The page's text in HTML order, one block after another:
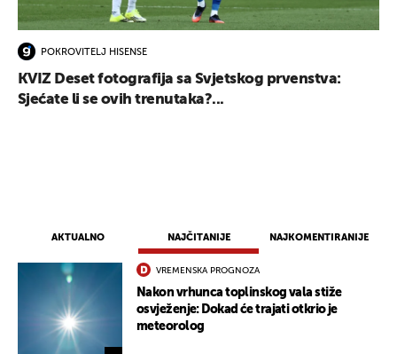
AKTUALNO NAJČITANIJE NAJKOMENTIRANIJE
VREMENSKA PROGNOZA
Nakon vrhunca toplinskog vala stiže
osvježenje: Dokad će trajati otkrio je
meteorolog
POKROVITELJ HISENSE
KVIZ Deset fotografija sa Svjetskog prvenstva:
Sjećate li se ovih trenutaka?...